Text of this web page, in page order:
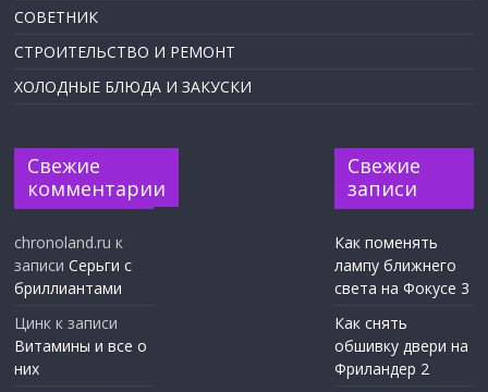
СОВЕТНИК
СТРОИТЕЛЬСТВО И РЕМОНТ
ХОЛОДНЫЕ БЛЮДА И ЗАКУСКИ
Свежие
комментарии
chronoland.ru к
записиСерьги с
бриллиантами
Цинк к записи
Витамины и все о
них
Свежие
записи
Как поменять
лампу ближнего
света на Фокусе 3
Как снять
обшивку двери на
Фриландер 2